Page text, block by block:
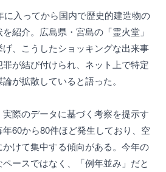
に入ってから国内で歴史的建造物の
紹介。広島県・宮島の「霊火堂」
、こうしたショッキングな出来事
が結び付けられ、ネット上で特定
が拡散していると語った。
際のデータに基づく考察を提示す
60から80件ほど発生しており、空
けて集中する傾向がある。今年の
ースではなく、「例年並み」だと